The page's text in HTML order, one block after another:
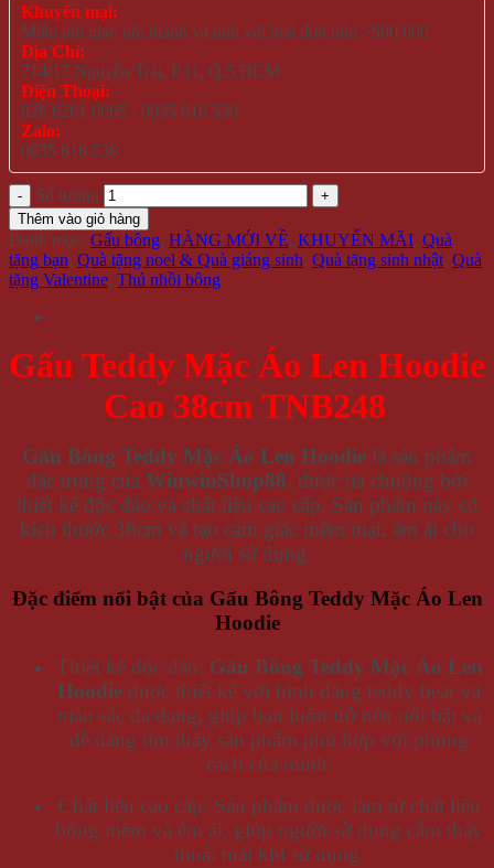
Khuyến mại:
Miễn phí giao nội thành và tỉnh với hoá đơn trên >500.000
Địa Chỉ:
714/17 Nguyễn Trãi, P.11, Q.5 HCM
Điện Thoại:
028 6261 0065 - 0935 616 536
Zalo:
0935 616 536
Số lượng
Thêm vào giỏ hàng
Danh mục: Gấu bông, HÀNG MỚI VỀ, KHUYẾN MÃI, Quà
tặng bạn, Quà tặng noel & Quà giáng sinh, Quà tặng sinh nhật, Quà
tặng Valentine, Thú nhồi bông
Gấu Teddy Mặc Áo Len Hoodie
Cao 38cm TNB248
Gấu Bông Teddy Mặc Áo Len Hoodie là sản phẩm
đặc trưng của WinwinShop88, được ưa chuộng bởi
thiết kế độc đáo và chất liệu cao cấp. Sản phẩm này có
kích thước 38cm và tạo cảm giác mềm mại, êm ái cho
người sử dụng.
Đặc điểm nổi bật của Gấu Bông Teddy Mặc Áo Len
Hoodie
Thiết kế độc đáo: Gấu Bông Teddy Mặc Áo Len
Hoodie được thiết kế với hình dáng teddy bear và
màu sắc đa dạng, giúp bạn luôn trở nên nổi bật và
dễ dàng tìm thấy sản phẩm phù hợp với phong
cách của mình.
Chất liệu cao cấp: Sản phẩm được làm từ chất liệu
bông mềm và êm ái, giúp người sử dụng cảm thấy
thoải mái khi sử dụng.